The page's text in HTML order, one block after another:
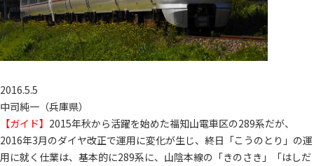
2016.5.5
中司純一（兵庫県）
【ガイド】 2015年秋から活躍を始めた福知山電車区の289系だが、
2016年3月のダイヤ改正で運用に変化が生じ、終日「こうのとり」の運
用に就く仕業は、基本的に289系に、山陰本線の「きのさき」「はしだ